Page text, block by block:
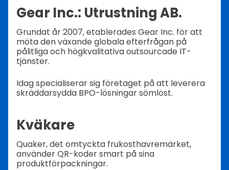
Gear Inc.: Utrustning AB.
Grundat år 2007, etablerades Gear Inc. för att
möta den växande globala efterfrågan på
pålitliga och högkvalitativa outsourcade IT-
tjänster.
Idag specialiserar sig företaget på att leverera
skräddarsydda BPO-lösningar sömlöst.
Kväkare
Quaker, det omtyckta frukosthavremärket,
använder QR-koder smart på sina
produktförpackningar.